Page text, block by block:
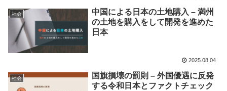
社会
中国による日本の土地購入 – 満州
の土地を購入をして開発を進めた
日本
2025.08.04
社会
国旗損壊の罰則 – 外国優遇に反発
する令和日本とファクトチェック